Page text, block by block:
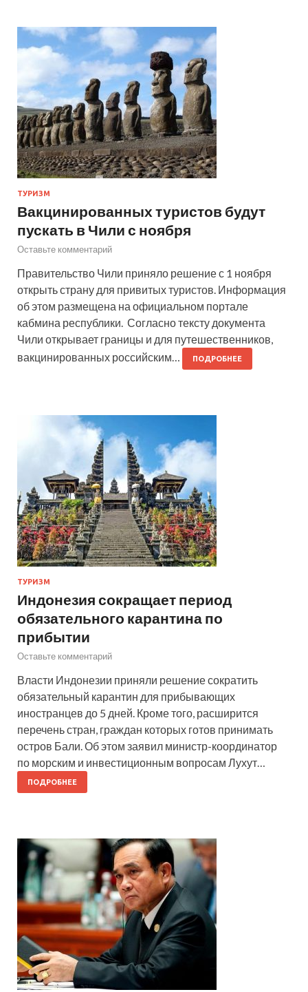
ТУРИЗМ
Вакцинированных туристов будут
пускать в Чили с ноября
Оставьте комментарий
Правительство Чили приняло решение с 1 ноября
открыть страну для привитых туристов. Информация
об этом размещена на официальном портале
кабмина республики. Согласно тексту документа
Чили открывает границы и для путешественников,
вакцинированных российским…
ПОДРОБНЕЕ
ТУРИЗМ
Индонезия сокращает период
обязательного карантина по
прибытии
Оставьте комментарий
Власти Индонезии приняли решение сократить
обязательный карантин для прибывающих
иностранцев до 5 дней. Кроме того, расширится
перечень стран, граждан которых готов принимать
остров Бали. Об этом заявил министр-координатор
по морским и инвестиционным вопросам Лухут…
ПОДРОБНЕЕ